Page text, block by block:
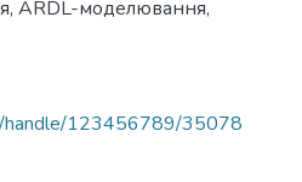
, ARDL-моделювання,
handle/123456789/35078